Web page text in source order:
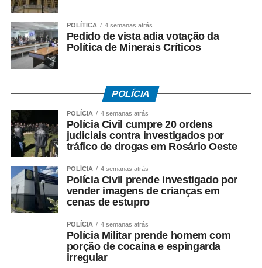
O ex-governador destacou ainda que as medidas
Supremo Tribunal Federal após manifestação da
Procuradoria-Geral da República.
*O que investiga a Polícia Federal*
A Operação Heritage apura se houve irregularidades na
negociação envolvendo recursos públicos destinados ao
acordo com a Oi.
Entre os crimes investigados estão: *organização
criminosa, peculato, lavagem de dinheiro, crimes contra o
Sistema Financeiro Nacional e uso de informação
privilegiada*.
Até o momento, a investigação segue em andamento e
não há condenação de qualquer investigado.
*O que diz Mauro Mendes*
*Mauro Mendes nega todas as acusações.*
POLÍTICA 4 semanas atrás
Pedido de vista adia votação da
Política de Minerais Críticos
POLÍCIA
POLÍCIA 4 semanas atrás
Polícia Civil cumpre 20 ordens
judiciais contra investigados por
tráfico de drogas em Rosário Oeste
POLÍCIA 4 semanas atrás
Polícia Civil prende investigado por
vender imagens de crianças em
cenas de estupro
POLÍCIA 4 semanas atrás
Polícia Militar prende homem com
porção de cocaína e espingarda
irregular